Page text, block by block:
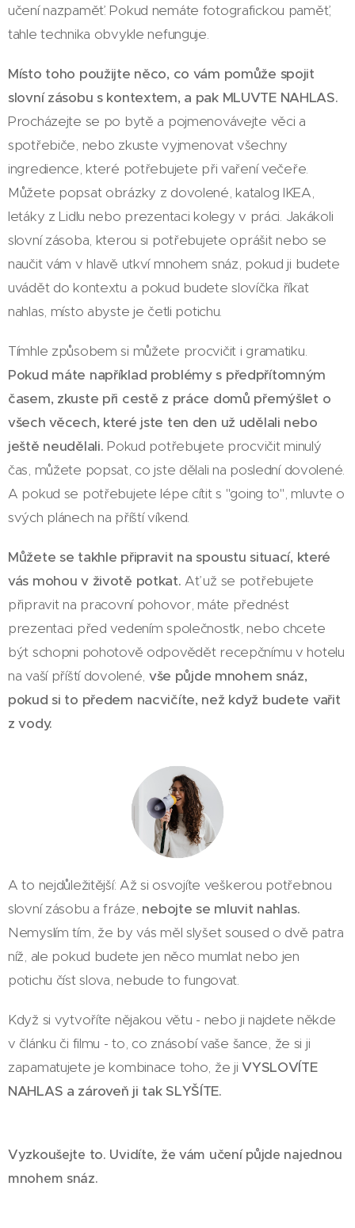
učení nazpaměť. Pokud nemáte fotografickou paměť,
tahle technika obvykle nefunguje.
Místo toho použijte něco, co vám pomůže spojit
slovní zásobu s kontextem, a pak MLUVTE NAHLAS.
Procházejte se po bytě a pojmenovávejte věci a
spotřebiče, nebo zkuste vyjmenovat všechny
ingredience, které potřebujete při vaření večeře.
Můžete popsat obrázky z dovolené, katalog IKEA,
letáky z Lidlu nebo prezentaci kolegy v práci. Jakákoli
slovní zásoba, kterou si potřebujete oprášit nebo se
naučit vám v hlavě utkví mnohem snáz, pokud ji budete
uvádět do kontextu a pokud budete slovíčka říkat
nahlas, místo abyste je četli potichu.
Tímhle způsobem si můžete procvičit i gramatiku.
Pokud máte například problémy s předpřítomným
časem, zkuste při cestě z práce domů přemýšlet o
všech věcech, které jste ten den už udělali nebo
ještě neudělali. Pokud potřebujete procvičit minulý
čas, můžete popsat, co jste dělali na poslední dovolené.
A pokud se potřebujete lépe cítit s "going to", mluvte o
svých plánech na příští víkend.
Můžete se takhle připravit na spoustu situací, které
vás mohou v životě potkat.Ať už se potřebujete
připravit na pracovní pohovor, máte přednést
prezentaci před vedením společnostk, nebo chcete
být schopni pohotově odpovědět recepčnímu v hotelu
na vaší příští dovolené, vše půjde mnohem snáz,
pokud si to předem nacvičíte, než když budete vařit
z vody.
A to nejdůležitější: Až si osvojíte veškerou potřebnou
slovní zásobu a fráze, nebojte se mluvit nahlas.
Nemyslím tím, že by vás měl slyšet soused o dvě patra
níž, ale pokud budete jen něco mumlat nebo jen
potichu číst slova, nebude to fungovat.
Když si vytvoříte nějakou větu - nebo ji najdete někde
v článku či filmu - to, co znásobí vaše šance, že si ji
zapamatujete je kombinace toho, že jiVYSLOVÍTE
NAHLAS a zároveň ji tak SLYŠÍTE.
Vyzkoušejte to. Uvidíte, že vám učení půjde najednou
mnohem snáz.